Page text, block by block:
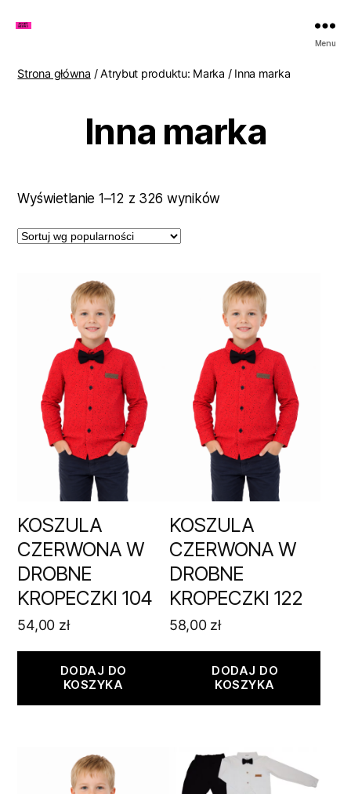
Lenki
Menu
Strona główna / Atrybut produktu: Marka / Inna marka
Inna marka
Wyświetlanie 1–12 z 326 wynikówPosortowane
KOSZULA
CZERWONA W
DROBNE
KROPECZKI 104
54,00 zł
DODAJ DO
KOSZYKA
KOSZULA
CZERWONA W
DROBNE
KROPECZKI 122
58,00 zł
DODAJ DO
KOSZYKA